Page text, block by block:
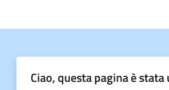
Ciao, questa pagina è stata